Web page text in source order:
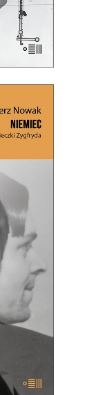
z